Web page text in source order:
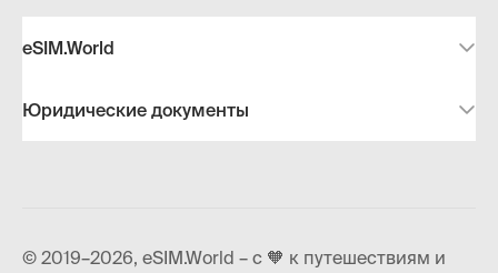
eSIM.World
Юридические документы
© 2019–2026, eSIM.World – с 🧡 к путешествиям и